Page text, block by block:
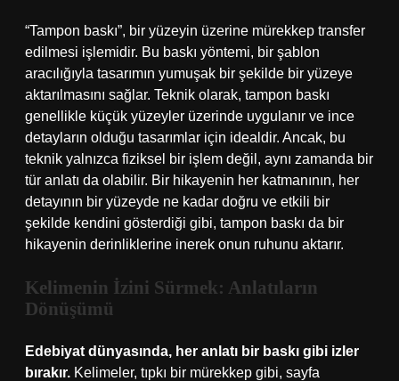
“Tampon baskı”, bir yüzeyin üzerine mürekkep transfer
edilmesi işlemidir. Bu baskı yöntemi, bir şablon
aracılığıyla tasarımın yumuşak bir şekilde bir yüzeye
aktarılmasını sağlar. Teknik olarak, tampon baskı
genellikle küçük yüzeyler üzerinde uygulanır ve ince
detayların olduğu tasarımlar için idealdir. Ancak, bu
teknik yalnızca fiziksel bir işlem değil, aynı zamanda bir
tür anlatı da olabilir. Bir hikayenin her katmanının, her
detayının bir yüzeyde ne kadar doğru ve etkili bir
şekilde kendini gösterdiği gibi, tampon baskı da bir
hikayenin derinliklerine inerek onun ruhunu aktarır.
Kelimenin İzini Sürmek: Anlatıların
Dönüşümü
Edebiyat dünyasında, her anlatı bir baskı gibi izler
bırakır. Kelimeler, tıpkı bir mürekkep gibi, sayfa